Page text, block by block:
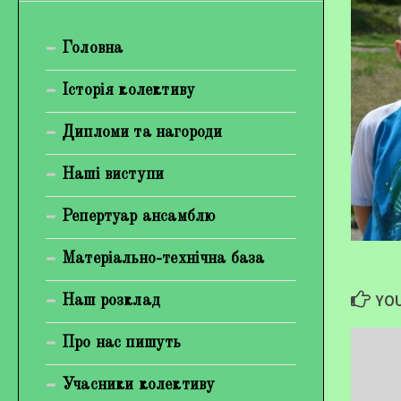
Гірієнко Ірина Михайлівна
Галерея
Відеогалерея
Фотогалерея
Головна
Історія колективу
Дипломи та нагороди
Наші виступи
Репертуар ансамблю
Матеріально-технічна база
Наш розклад
Про нас пишуть
Учасники колективу